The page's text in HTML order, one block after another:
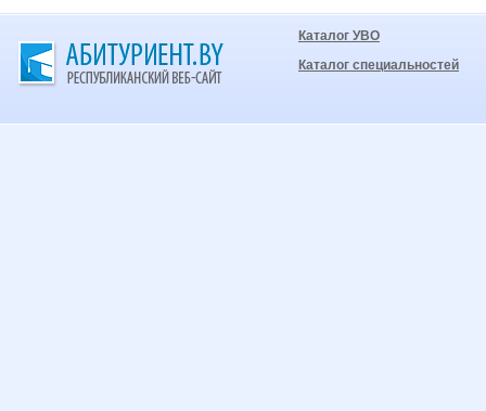
Каталог УВО
Каталог специальностей